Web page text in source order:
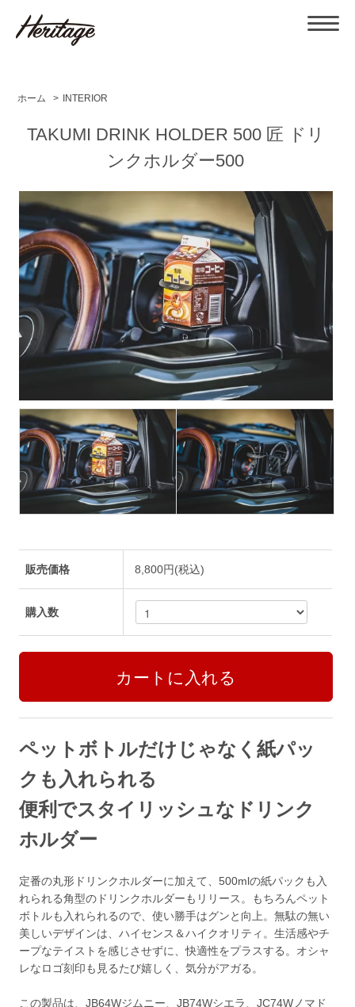
ホーム > INTERIOR
TAKUMI DRINK HOLDER 500 匠 ドリ
ンクホルダー500
販売価格 8,800円(税込)
購入数
ペットボトルだけじゃなく紙パッ
クも入れられる
便利でスタイリッシュなドリンク
ホルダー
定番の丸形ドリンクホルダーに加えて、500mlの紙パックも入
れられる角型のドリンクホルダーもリリース。もちろんペット
ボトルも入れられるので、使い勝手はグンと向上。無駄の無い
美しいデザインは、ハイセンス＆ハイクオリティ。生活感やチ
ープなテイストを感じさせずに、快適性をプラスする。オシャ
レなロゴ刻印も見るたび嬉しく、気分がアガる。
この製品は、JB64Wジムニー、JB74Wシエラ、JC74Wノマド